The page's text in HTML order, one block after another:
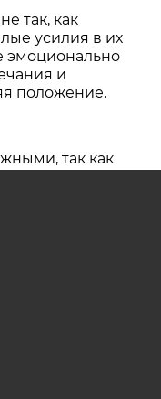
так, как
усилия в их
эмоционально
и
положение.
так как